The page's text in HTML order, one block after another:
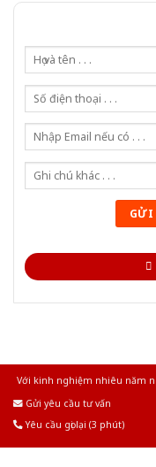
Với kinh nghiệm nhiêu năm
Gửi yêu cầu tư vấn
Yêu cầu gọi lại (3 phút)